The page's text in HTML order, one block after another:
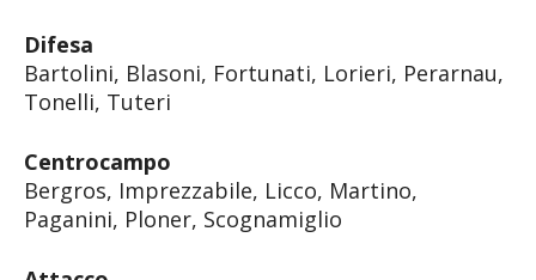
Difesa
Bartolini, Blasoni, Fortunati, Lorieri, Perarnau,
Tonelli, Tuteri
Centrocampo
Bergros, Imprezzabile, Licco, Martino,
Paganini, Ploner, Scognamiglio